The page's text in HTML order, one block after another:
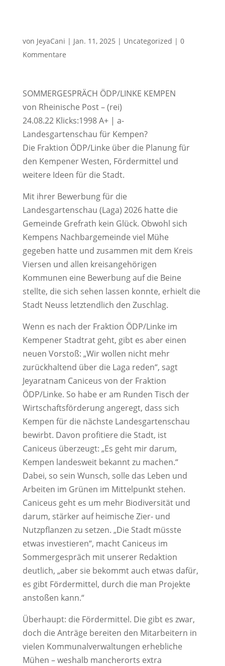
von JeyaCani | Jan. 11, 2025 | Uncategorized | 0
Kommentare
SOMMERGESPRÄCH ÖDP/LINKE KEMPEN
von Rheinische Post – (rei)
24.08.22 Klicks:1998 A+ | a-
Landesgartenschau für Kempen?
Die Fraktion ÖDP/Linke über die Planung für
den Kempener Westen, Fördermittel und
weitere Ideen für die Stadt.
Mit ihrer Bewerbung für die
Landesgartenschau (Laga) 2026 hatte die
Gemeinde Grefrath kein Glück. Obwohl sich
Kempens Nachbargemeinde viel Mühe
gegeben hatte und zusammen mit dem Kreis
Viersen und allen kreisangehörigen
Kommunen eine Bewerbung auf die Beine
stellte, die sich sehen lassen konnte, erhielt die
Stadt Neuss letztendlich den Zuschlag.
Wenn es nach der Fraktion ÖDP/Linke im
Kempener Stadtrat geht, gibt es aber einen
neuen Vorstoß: „Wir wollen nicht mehr
zurückhaltend über die Laga reden“, sagt
Jeyaratnam Caniceus von der Fraktion
ÖDP/Linke. So habe er am Runden Tisch der
Wirtschaftsförderung angeregt, dass sich
Kempen für die nächste Landesgartenschau
bewirbt. Davon profitiere die Stadt, ist
Caniceus überzeugt: „Es geht mir darum,
Kempen landesweit bekannt zu machen.“
Dabei, so sein Wunsch, solle das Leben und
Arbeiten im Grünen im Mittelpunkt stehen.
Caniceus geht es um mehr Biodiversität und
darum, stärker auf heimische Zier- und
Nutzpflanzen zu setzen. „Die Stadt müsste
etwas investieren“, macht Caniceus im
Sommergespräch mit unserer Redaktion
deutlich, „aber sie bekommt auch etwas dafür,
es gibt Fördermittel, durch die man Projekte
anstoßen kann.“
Überhaupt: die Fördermittel. Die gibt es zwar,
doch die Anträge bereiten den Mitarbeitern in
vielen Kommunalverwaltungen erhebliche
Mühen – weshalb mancherorts extra